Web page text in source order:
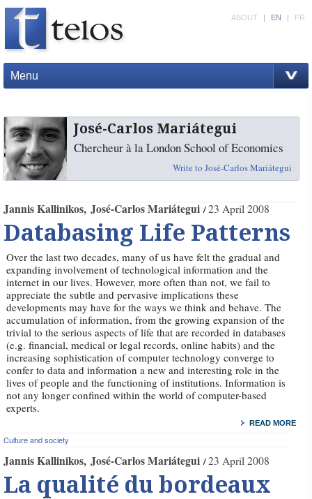
Menu
ABOUT | EN | FR
José-Carlos Mariátegui
Chercheur à la London School of Economics
Write to José-Carlos Mariátegui
Jannis Kallinikos José-Carlos Mariátegui 23 April 2008
Databasing Life Patterns
Over the last two decades, many of us have felt the gradual and
expanding involvement of technological information and the
internet in our lives. However, more often than not, we fail to
appreciate the subtle and pervasive implications these
developments may have for the ways we think and behave. The
accumulation of information, from the growing expansion of the
trivial to the serious aspects of life that are recorded in databases
(e.g. financial, medical or legal records, online habits) and the
increasing sophistication of computer technology converge to
confer to data and information a new and interesting role in the
lives of people and the functioning of institutions. Information is
not any longer confined within the world of computer-based
experts.
READ MORE
Culture and society
Jannis Kallinikos José-Carlos Mariátegui 23 April 2008
La qualité du bordeaux